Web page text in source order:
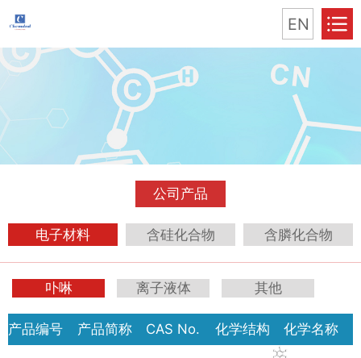
EN
公司产品
电子材料 含硅化合物 含膦化合物
卟啉 离子液体 其他
产品编号 产品简称 CAS No. 化学结构 化学名称